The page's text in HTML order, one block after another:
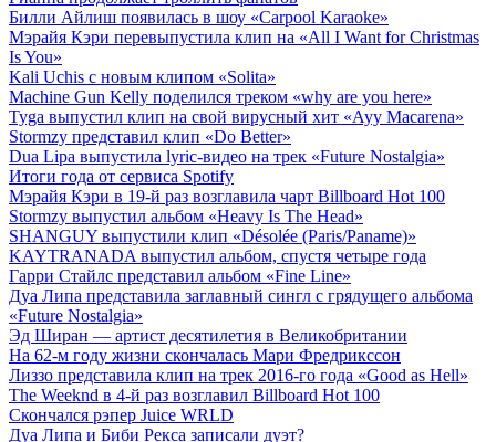
Билли Айлиш появилась в шоу «Carpool Karaoke»
Мэрайя Кэри перевыпустила клип на «All I Want for Christmas
Is You»
Kali Uchis с новым клипом «Solita»
Machine Gun Kelly поделился треком «why are you here»
Tyga выпустил клип на свой вирусный хит «Ayy Macarena»
Stormzy представил клип «Do Better»
Dua Lipa выпустила lyric-видео на трек «Future Nostalgia»
Итоги года от сервиса Spotify
Мэрайя Кэри в 19-й раз возглавила чарт Billboard Hot 100
Stormzy выпустил альбом «Heavy Is The Head»
SHANGUY выпустили клип «Désolée (Paris/Paname)»
KAYTRANADA выпустил альбом, спустя четыре года
Гарри Стайлс представил альбом «Fine Line»
Дуа Липа представила заглавный сингл с грядущего альбома
«Future Nostalgia»
Эд Ширан — артист десятилетия в Великобритании
На 62-м году жизни скончалась Мари Фредрикссон
Лиззо представила клип на трек 2016-го года «Good as Hell»
The Weeknd в 4-й раз возглавил Billboard Hot 100
Скончался рэпер Juice WRLD
Дуа Липа и Биби Рекса записали дуэт?